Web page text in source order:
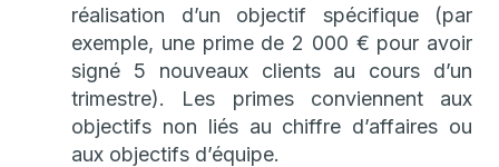
réalisation d’un objectif spécifique (par
exemple, une prime de 2 000 € pour avoir
signé 5 nouveaux clients au cours d’un
trimestre). Les primes conviennent aux
objectifs non liés au chiffre d’affaires ou
aux objectifs d’équipe.